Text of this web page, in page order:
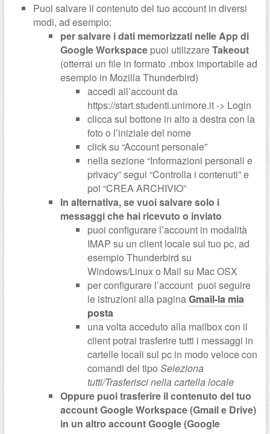
Puoi salvare il contenuto del tuo account in diversi
modi, ad esempio:
per salvare i dati memorizzati nelle App di
Google Workspacepuoi utilizzareTakeout
(otterrai un file in formato .mbox importabile ad
esempio in Mozilla Thunderbird)
accedi all’account da
https://start.studenti.unimore.it -> Login
clicca sul bottone in alto a destra con la
foto o l’iniziale del nome
click su “Account personale”
nella sezione “Informazioni personali e
privacy” segui “Controlla i contenuti” e
poi “CREA ARCHIVIO”
In alternativa, se vuoi salvare solo i
messaggi che hai ricevuto o inviato
puoi configurare l’account in modalità
IMAP su un client locale sul tuo pc, ad
esempio Thunderbird su
Windows/Linux o Mail su Mac OSX
per configurare l’account puoi seguire
le istruzioni alla paginaGmail-la mia
posta
una volta acceduto alla mailbox con il
client potrai trasferire tutti i messaggi in
cartelle locali sul pc in modo veloce con
comandi del tipo Seleziona
tutti/Trasferisci nella cartella locale
Oppure puoi trasferire il contenuto del tuo
account Google Workspace (Gmail e Drive)
in un altro account Google (Google